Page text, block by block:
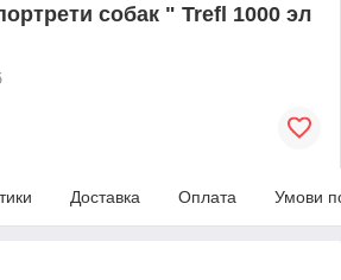
собак " Trefl 1000 эл
Доставка Оплата Умови